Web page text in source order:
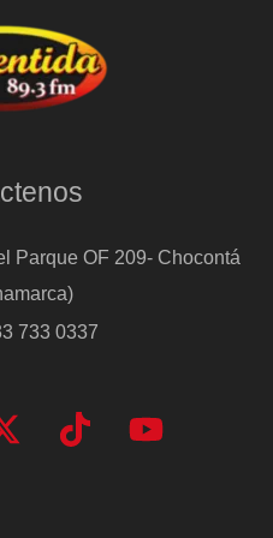
Parque OF 209- Chocontá
733 0337